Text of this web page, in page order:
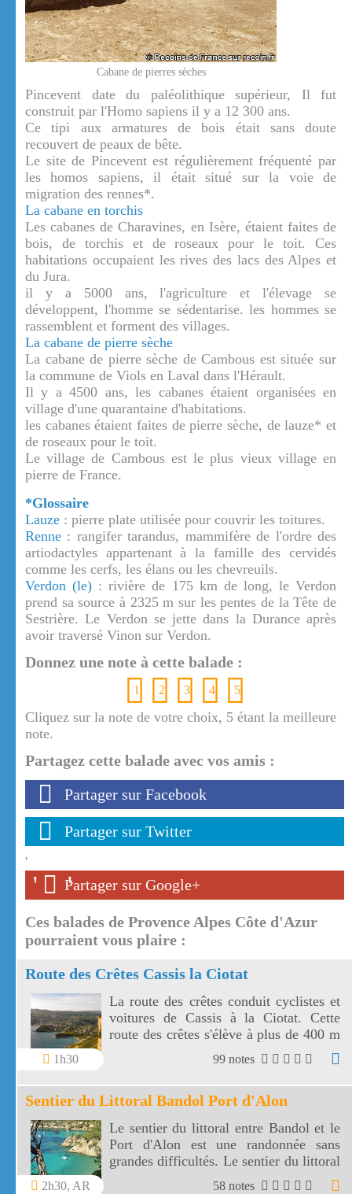
Cabane de pierres sèches
Pincevent date du paléolithique supérieur, Il fut
construit par l'Homo sapiens il y a 12 300 ans.
Ce tipi aux armatures de bois était sans doute
recouvert de peaux de bête.
Le site de Pincevent est régulièrement fréquenté par
les homos sapiens, il était situé sur la voie de
migration des rennes*.
La cabane en torchis
Les cabanes de Charavines, en Isère, étaient faites de
bois, de torchis et de roseaux pour le toit. Ces
habitations occupaient les rives des lacs des Alpes et
du Jura.
il y a 5000 ans, l'agriculture et l'élevage se
développent, l'homme se sédentarise. les hommes se
rassemblent et forment des villages.
La cabane de pierre sèche
La cabane de pierre sèche de Cambous est située sur
la commune de Viols en Laval dans l'Hérault.
Il y a 4500 ans, les cabanes étaient organisées en
village d'une quarantaine d'habitations.
les cabanes étaient faites de pierre sèche, de lauze* et
de roseaux pour le toit.
Le village de Cambous est le plus vieux village en
pierre de France.
*Glossaire
Lauze : pierre plate utilisée pour couvrir les toitures.
Renne : rangifer tarandus, mammifère de l'ordre des
artiodactyles appartenant à la famille des cervidés
comme les cerfs, les élans ou les chevreuils.
Verdon (le) : rivière de 175 km de long, le Verdon
prend sa source à 2325 m sur les pentes de la Tête de
Sestrière. Le Verdon se jette dans la Durance après
avoir traversé Vinon sur Verdon.
Donnez une note à cette balade :
1 2 3 4 5
Cliquez sur la note de votre choix, 5 étant la meilleure
note.
Partagez cette balade avec vos amis :
Partager sur Facebook
Partager sur Twitter
'
' '
Partager sur Google+
Ces balades de Provence Alpes Côte d'Azur
pourraient vous plaire :
Route des Crêtes Cassis la Ciotat
1h30
La route des crêtes conduit cyclistes et
voitures de Cassis à la Ciotat. Cette
route des crêtes s'élève à plus de 400 m
et surplombe la mer au travers plusieurs
99 notes
Sentier du Littoral Bandol Port d'Alon
2h30, AR
Le sentier du littoral entre Bandol et le
Port d'Alon est une randonnée sans
grandes difficultés. Le sentier du littoral
Bandol Port d'Alon offre des paysages
58 notes